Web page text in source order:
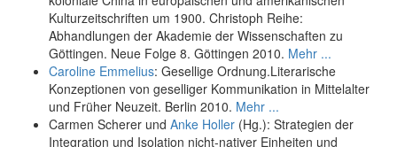
Kulturzeitschriften um 1900. Christoph Reihe:
Abhandlungen der Akademie der Wissenschaften zu
Göttingen. Neue Folge 8. Göttingen 2010. Mehr ...
Caroline Emmelius: Gesellige Ordnung.Literarische
Konzeptionen von geselliger Kommunikation in Mittelalter
und Früher Neuzeit. Berlin 2010. Mehr ...
Carmen Scherer und Anke Holler (Hg.): Strategien der
Integration und Isolation nicht-nativer Einheiten und